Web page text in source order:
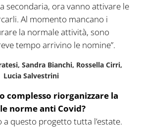
secondaria, ora vanno attivare le
Al momento mancano i
la normale attività, sono
tempo arrivino le nomine”.
Sandra Bianchi, Rossella Cirri,
Lucia Salvestrini
complesso riorganizzare la
norme anti Covid?
a questo progetto tutta l’estate.